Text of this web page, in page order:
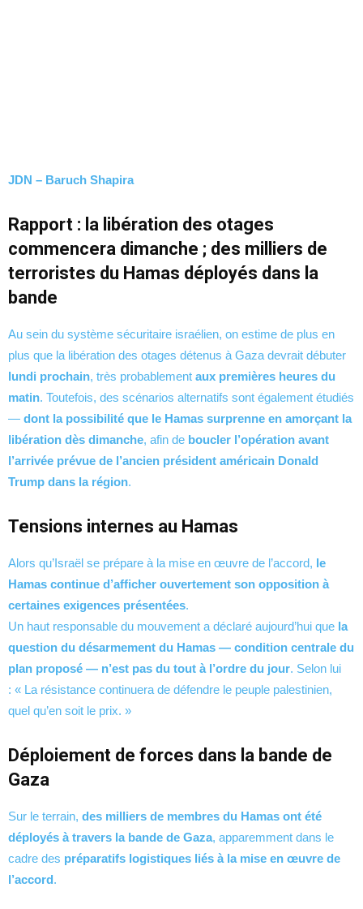
JDN – Baruch Shapira
Rapport : la libération des otages
commencera dimanche ; des milliers de
terroristes du Hamas déployés dans la
bande
Au sein du système sécuritaire israélien, on estime de plus en
plus que la libération des otages détenus à Gaza devrait débuter
lundi prochain, très probablement aux premières heures du
matin. Toutefois, des scénarios alternatifs sont également étudiés
— dont la possibilité que le Hamas surprenne en amorçant la
libération dès dimanche, afin de boucler l’opération avant
l’arrivée prévue de l’ancien président américain Donald
Trump dans la région.
Tensions internes au Hamas
Alors qu’Israël se prépare à la mise en œuvre de l’accord, le
Hamas continue d’afficher ouvertement son opposition à
certaines exigences présentées.
Un haut responsable du mouvement a déclaré aujourd’hui que la
question du désarmement du Hamas — condition centrale du
plan proposé — n’est pas du tout à l’ordre du jour. Selon lui
: « La résistance continuera de défendre le peuple palestinien,
quel qu’en soit le prix. »
Déploiement de forces dans la bande de
Gaza
Sur le terrain, des milliers de membres du Hamas ont été
déployés à travers la bande de Gaza, apparemment dans le
cadre des préparatifs logistiques liés à la mise en œuvre de
l’accord.